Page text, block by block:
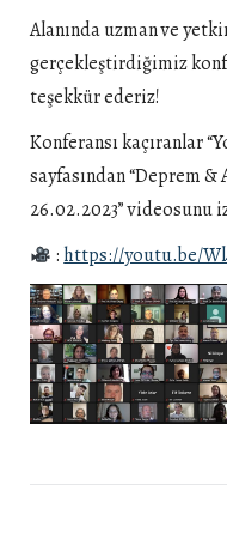
Alanında uzman ve
gerçekleştirdiğimiz
teşekkür ederiz!
Konferansı kaçıranlar
sayfasından “Deprem
26.02.2023” videosunu
:https://youtu.be/